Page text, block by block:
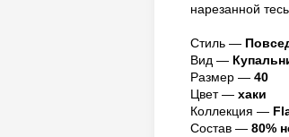
нарезанной
Стиль —
Вид —
Размер — 40
Цвет — хаки
Коллекция —
Состав — 80%